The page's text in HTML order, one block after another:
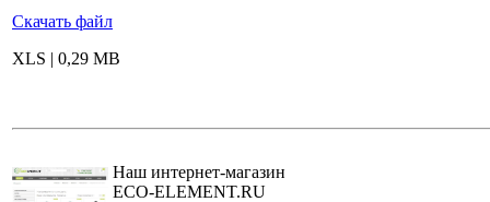
Скачать файл
XLS | 0,29 MB
Наш интернет-магазин
ECO-ELEMENT.RU